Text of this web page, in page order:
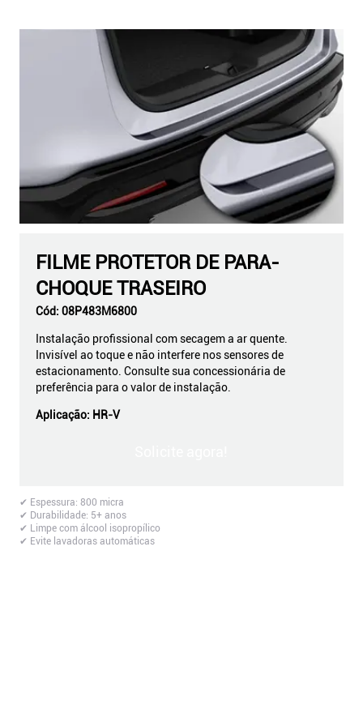
FILME PROTETOR DE PARA-
CHOQUE TRASEIRO
Cód: 08P483M6800
Instalação profissional com secagem a ar quente.
Invisível ao toque e não interfere nos sensores de
estacionamento. Consulte sua concessionária de
preferência para o valor de instalação.
Aplicação: HR-V
✔ Espessura: 800 micra
✔ Durabilidade: 5+ anos
✔ Limpe com álcool isopropílico
✔ Evite lavadoras automáticas